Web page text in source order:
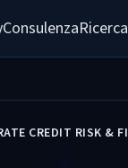
Consulenza
CREDIT RISK &